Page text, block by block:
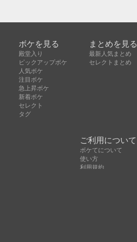
ボケを見る
殿堂入り
ピックアップボケ
人気ボケ
注目ボケ
急上昇ボケ
新着ボケ
セレクト
タグ
まとめを見る
最新人気まとめ
セレクトまとめ
ご利用について
ボケてについて
使い方
利用規約